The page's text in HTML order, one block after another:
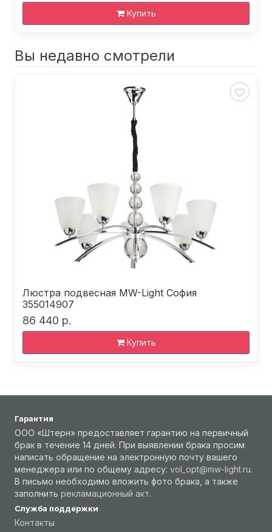
Купить
Вы недавно смотрели
Люстра подвесная MW-Light София
355014907
86 440 р.
Купить
Гарантия
ООО «Штерн» предоставляет гарантию на первичный
брак в течение 14 дней. При выявлении брака просим
написать обращение на электронную почту вашего
менеджера или по общему адресу: vol_opt@mw-light.ru.
В письмо необходимо вложить фото брака, а также
заполнить рекламационный акт.
Служба поддержки
Контакты